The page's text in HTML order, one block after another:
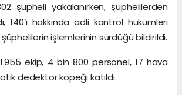
şüpheli yakalanırken, şüphelilerden
140’ı hakkında adli kontrol hükümleri
işlemlerinin sürdüğü bildirildi.
ekip, 4 bin 800 personel, 17 hava
dedektör köpeği katıldı.